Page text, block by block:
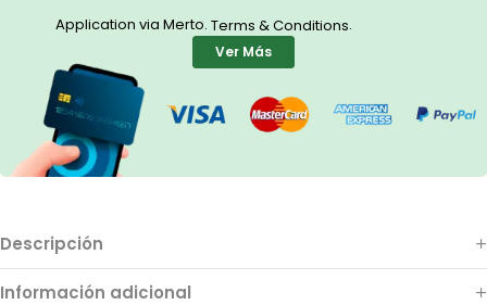
Application via Merto. Terms & Conditions.
Ver Más
Descripción
Información adicional